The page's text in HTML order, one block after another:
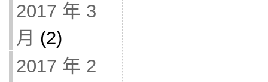
2017 年 3
月 (2)
2017 年 2